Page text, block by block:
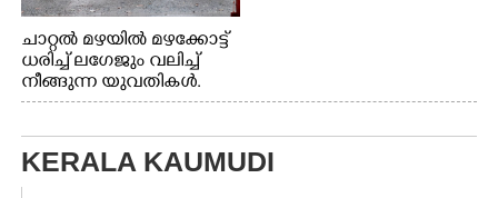
ചാറ്റൽ മഴയിൽ മഴക്കോട്ട്
ധരിച്ച് ലഗേജും വലിച്ച്
നീങ്ങുന്ന യുവതികൾ.
എറണാകുളം മേനകയിൽ
KERALA KAUMUDI